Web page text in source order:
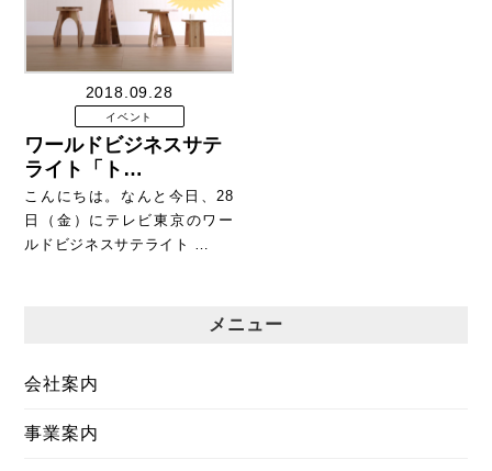
2018.09.28
イベント
ワールドビジネスサテ
ライト「ト…
こんにちは。なんと今日、28
日（金）にテレビ東京のワー
ルドビジネスサテライト …
メニュー
会社案内
事業案内